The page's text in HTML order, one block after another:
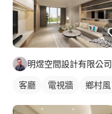
明煜空間設計有限公司
客廳 電視牆 鄉村風